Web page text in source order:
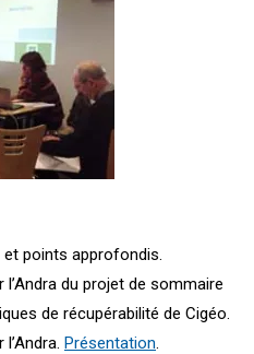
points approfondis.
du projet de sommaire
de récupérabilité de Cigéo.
Présentation.